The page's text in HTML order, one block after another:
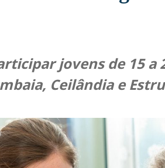
jovens de 15 a
Ceilândia e